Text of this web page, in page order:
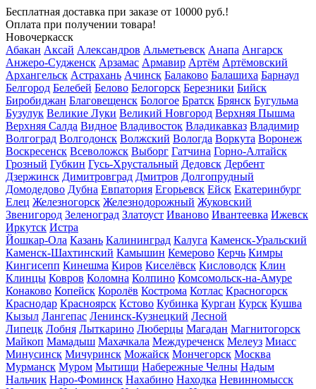
Бесплатная доставка при заказе от 10000 руб.!
Оплата при получении товара!
Новочеркасск
Абакан Аксай Александров Альметьевск Анапа Ангарск
Анжеро-Судженск Арзамас Армавир Артём Артёмовский
Архангельск Астрахань Ачинск Балаково Балашиха Барнаул
Белгород Белебей Белово Белогорск Березники Бийск
Биробиджан Благовещенск Бологое Братск Брянск Бугульма
Бузулук Великие Луки Великий Новгород Верхняя Пышма
Верхняя Салда Видное Владивосток Владикавказ Владимир
Волгоград Волгодонск Волжский Вологда Воркута Воронеж
Воскресенск Всеволожск Выборг Гатчина Горно-Алтайск
Грозный Губкин Гусь-Хрустальный Дедовск Дербент
Дзержинск Димитровград Дмитров Долгопрудный
Домодедово Дубна Евпатория Егорьевск Ейск Екатеринбург
Елец Железногорск Железнодорожный Жуковский
Звенигород Зеленоград Златоуст Иваново Ивантеевка Ижевск
Иркутск Истра
Йошкар-Ола Казань Калининград Калуга Каменск-Уральский
Каменск-Шахтинский Камышин Кемерово Керчь Кимры
Кингисепп Кинешма Киров Киселёвск Кисловодск Клин
Клинцы Ковров Коломна Колпино Комсомольск-на-Амуре
Конаково Копейск Королёв Кострома Котлас Красногорск
Краснодар Красноярск Кстово Кубинка Курган Курск Кушва
Кызыл Лангепас Ленинск-Кузнецкий Лесной
Липецк Лобня Лыткарино Люберцы Магадан Магнитогорск
Майкоп Мамадыш Махачкала Междуреченск Мелеуз Миасс
Минусинск Мичуринск Можайск Мончегорск Москва
Мурманск Муром Мытищи Набережные Челны Надым
Нальчик Наро-Фоминск Нахабино Находка Невинномысск